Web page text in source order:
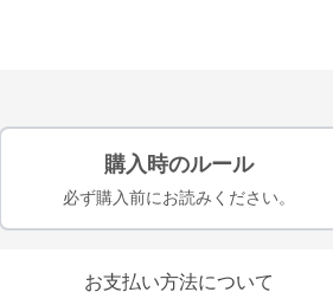
購入時のルール
必ず購入前にお読みください。
お支払い方法について